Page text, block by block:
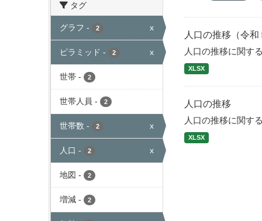
タグ
グラフ - 2 x
ピラミッド - 2 x
世帯 - 2
世帯人員 - 2
世帯数 - 2 x
人口 - 2 x
地図 - 2
増減 - 2
人口の推移（令和
人口の推移に関す
XLSX
人口の推移
人口の推移に関す
XLSX